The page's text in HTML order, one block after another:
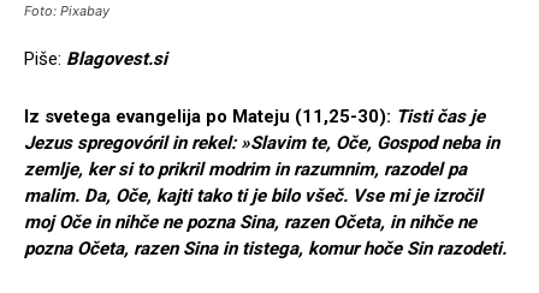
Foto: Pixabay
Piše: Blagovest.si
Iz svetega evangelija po Mateju (11,25-30): Tisti čas je
Jezus spregovóril in rekel: »Slavim te, Oče, Gospod neba in
zemlje, ker si to prikril modrim in razumnim, razodel pa
malim. Da, Oče, kajti tako ti je bilo všeč. Vse mi je izročil
moj Oče in nihče ne pozna Sina, razen Očeta, in nihče ne
pozna Očeta, razen Sina in tistega, komur hoče Sin razodeti.